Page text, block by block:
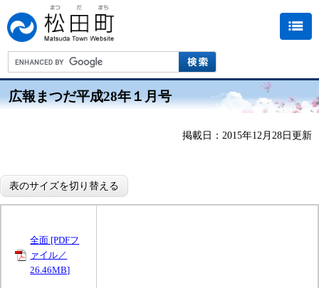
広報まつだ平成28年１月号
掲載日：2015年12月28日更新
表のサイズを切り替える
全面 [PDFフ
ァイル／
26.46MB]